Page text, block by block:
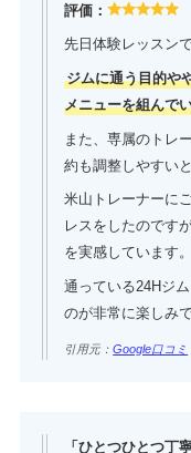
評価：
先日体験レッスン
ジムに通う目的や
メニューを組んで
また、専属のトレ
約も調整しやすい
米山トレーナーに
レスをしたのです
を実感しています。
通っている24Hジ
のが非常に楽しみ
引用元：Google口コミ
「ひとつひとつ丁